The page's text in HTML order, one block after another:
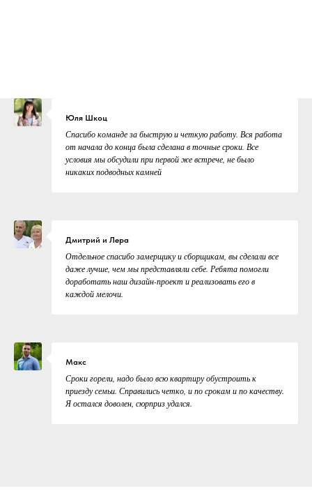
Юля Шкоц
Спасибо команде за быструю и четкую работу. Вся работа
от начала до конца была сделана в точные сроки. Все
условия мы обсудили при первой же встрече, не было
никаких подводных камней
Дмитрий и Лера
Отдельное спасибо замерщику и сборщикам, вы сделали все
даже лучше, чем мы представляли себе. Ребята помогли
доработать наш дизайн-проект и реализовать его в
каждой мелочи.
Макс
Сроки горели, надо было всю квартиру обустроить к
приезду семьи. Справились четко, и по срокам и по качеству.
Я остался доволен, сюрприз удался.